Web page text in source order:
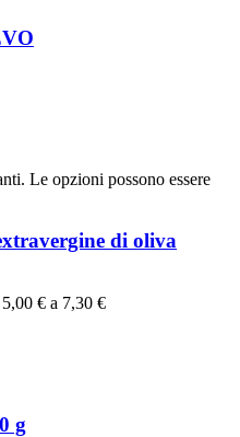
Le opzioni possono essere
di oliva
€ a 7,30 €
g